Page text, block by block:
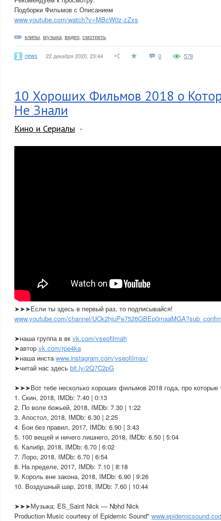
Подборки Фильмов с Описанием
www.youtube.com/watch?v=MBcW0z-zZxs
клипы музыка видео смотреть
news 22 декабря 2020, 23:44 0 579
10 Хороших Фильмов 2018 о
Не Знали
Кино и Сериалы
➤➤➤Если ты здесь в первый раз, то подписывайся!
www.youtube.com/channel/
➤наша группа в вк vk.com/vseofilmah
➤автор vk.com/rpe4ka
➤наша инстаwww.instagram.com/vseofilmax/
➤читай нас здесь bit.ly/2Q7C2pG
➤➤➤Вот тебе несколько хороших фильмов 2018 года, про
1. Скин, 2018, IMDb: 7.40 | 0:13
2. По воле божьей, 2018, IMDb: 7.30 | 1:22
3. Апостол, 2018, IMDb: 6.30 | 2:25
4. Бои без правил, 2017, IMDb: 6.90 | 3:43
5. 100 вещей и ничего лишнего, 2018, IMDb: 6.50 | 5:04
6. Калибр, 2018, IMDb: 6.70 | 6:02
7. Лоро, 2018, IMDb: 6.70 | 6:54
8. На пределе, 2017, IMDb: 7.10 | 8:18
9. Король вне закона, 2018, IMDb: 6.90 | 9:26
10. Воздушный шар, 2018, IMDb: 7.60 | 10:44
➤➤➤Музыка: ES_Saint Nick — Nbhd Nick
Production Music courtesy of Epidemic Sound"